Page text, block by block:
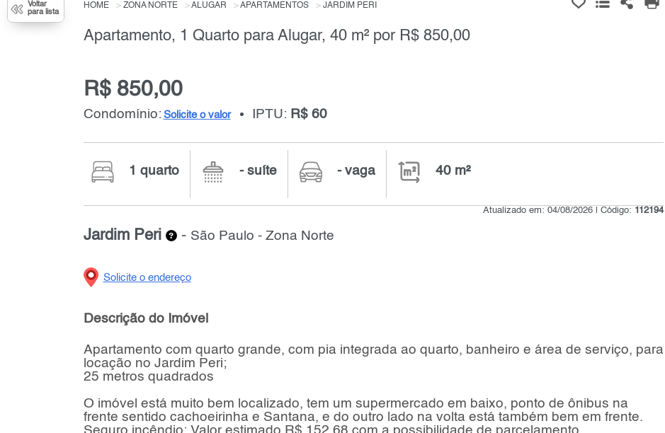
Voltar
para lista
HOME ZONA NORTE ALUGAR APARTAMENTOS JARDIM PERI
Apartamento, 1 Quarto para Alugar, 40 m² por R$ 850,00
R$ 850,00
Condomínio: Solicite o valor IPTU: R$ 60
1 quarto - suíte - vaga 40 m²
Atualizado em: 04/08/2026 | Código: 112194
Jardim Peri - São Paulo - Zona Norte
Solicite o endereço
Descrição do Imóvel
Apartamento com quarto grande, com pia integrada ao quarto, banheiro e área de serviço, para
locação no Jardim Peri;
25 metros quadrados
O imóvel está muito bem localizado, tem um supermercado em baixo, ponto de ônibus na
frente sentido cachoeirinha e Santana, e do outro lado na volta está também bem em frente.